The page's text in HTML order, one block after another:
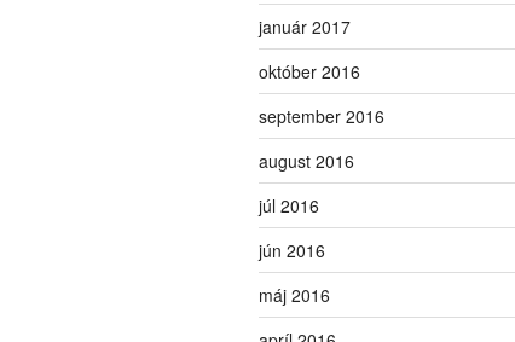
január 2017
október 2016
september 2016
august 2016
júl 2016
jún 2016
máj 2016